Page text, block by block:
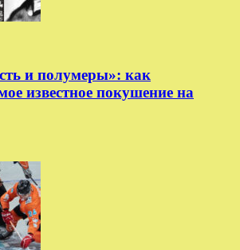
и полумеры»: как
известное покушение на